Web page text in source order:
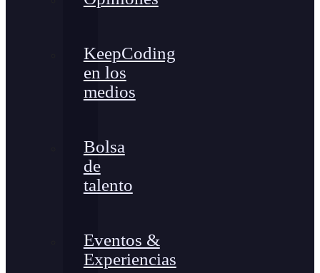
KeepCoding
en los
medios
Bolsa
de
talento
Eventos &
Experiencias